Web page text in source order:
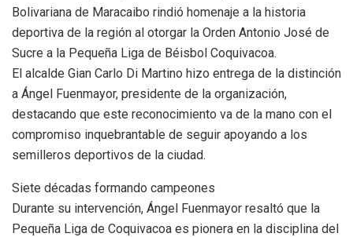
Bolivariana de Maracaibo rindió homenaje a la historia
deportiva de la región al otorgar la Orden Antonio José de
Sucre a la Pequeña Liga de Béisbol Coquivacoa.
​El alcalde Gian Carlo Di Martino hizo entrega de la distinción
a Ángel Fuenmayor, presidente de la organización,
destacando que este reconocimiento va de la mano con el
compromiso inquebrantable de seguir apoyando a los
semilleros deportivos de la ciudad.
​Siete décadas formando campeones
​Durante su intervención, Ángel Fuenmayor resaltó que la
Pequeña Liga de Coquivacoa es pionera en la disciplina del